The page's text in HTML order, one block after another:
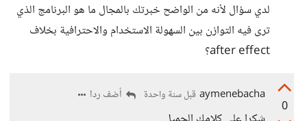
لدي سؤال لأنه من الواضح خبرتك بالمجال ما هو البرنامج الذي
ترى فيه التوازن بين السهولة الاستخدام والاحترافية بخلاف
after effect؟
0
aymenebacha قبل سنة واحدة أضف ردا